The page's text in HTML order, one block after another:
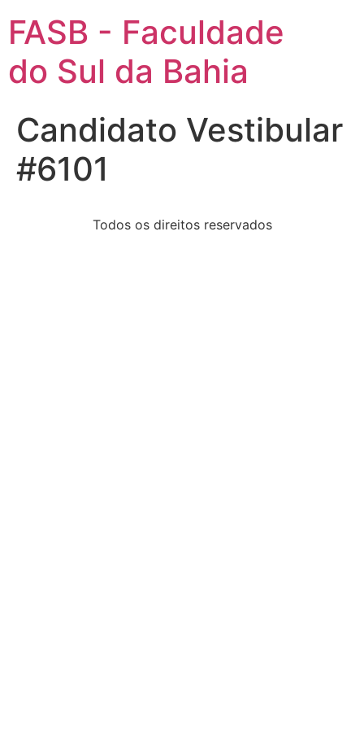
FASB - Faculdade
do Sul da Bahia
Candidato Vestibular
#6101
Todos os direitos reservados